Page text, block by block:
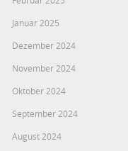
Januar 2025
Dezember 2024
November 2024
Oktober 2024
September 2024
August 2024